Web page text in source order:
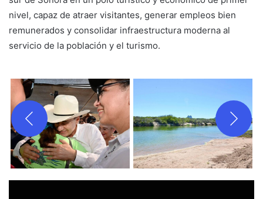
nivel, capaz de atraer visitantes, generar empleos bien
remunerados y consolidar infraestructura moderna al
servicio de la población y el turismo.